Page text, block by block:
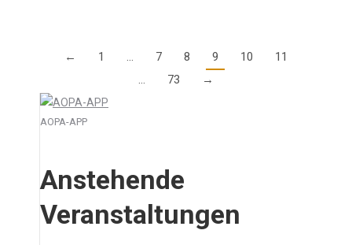
← 1 … 7 8 9 10
11
…
73 →
AOPA-APP
Anstehende
Veranstaltungen